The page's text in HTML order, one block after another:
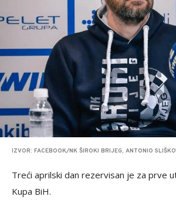
IZVOR: FACEBOOK/NK ŠIROKI BRIJEG, ANTONIO
Treći aprilski dan rezervisan je za prve
Kupa BiH.